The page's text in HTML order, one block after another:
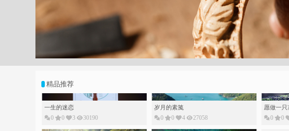
精品推荐
一生的迷恋
0
0 3 30190
岁月的素䇳
0
0 4 27058
愿做一只
0
0